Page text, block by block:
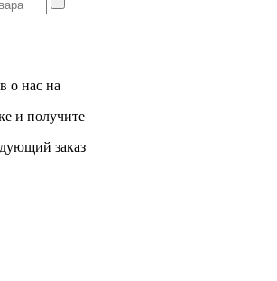
о нас на
и получите
заказ